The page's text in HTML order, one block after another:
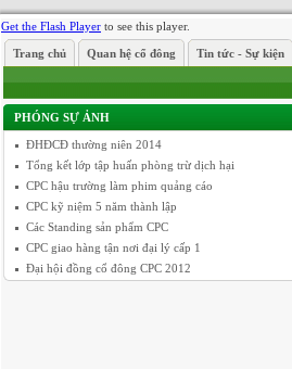
Get the Flash Player to see this player.
Trang chủ Quan hệ cổ đông Tin tức - Sự kiện
PHÓNG SỰ ẢNH
ĐHĐCĐ thường niên 2014
Tổng kết lớp tập huấn phòng trừ dịch hại
CPC hậu trường làm phim quảng cáo
CPC kỹ niệm 5 năm thành lập
Các Standing sản phẩm CPC
CPC giao hàng tận nơi đại lý cấp 1
Đại hội đồng cổ đông CPC 2012